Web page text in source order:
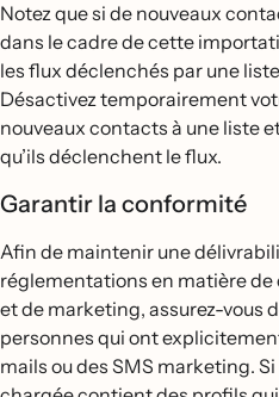
Notez que si de nouveaux
dans le cadre de cette
les flux déclenchés par une
Désactivez temporairement
nouveaux contacts à une liste
qu’ils déclenchent le flux.
Garantir la conformité
Afin de maintenir une
réglementations en matière
et de marketing, assurez-vous
personnes qui ont
mails ou des SMS marketing.